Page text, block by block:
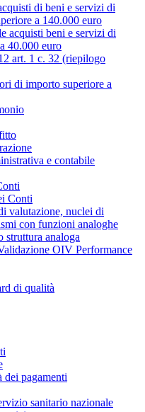
di beni e servizi di
a 140.000 euro
acquisti beni e servizi di
40.000 euro
art. 1 c. 32 (riepilogo
di importo superiore a
e contabile
Conti
valutazione, nuclei di
con funzioni analoghe
analoga
OIV Performance
di qualità
dei pagamenti
sanitario nazionale